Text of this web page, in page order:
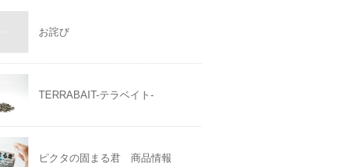
お詫び
TERRABAIT-テラベイト-
ピクタの固まる君 商品情報